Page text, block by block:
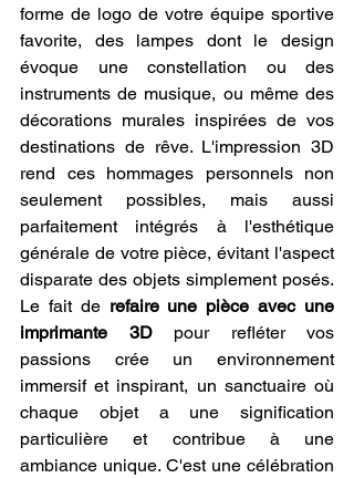
forme de logo de votre équipe sportive
favorite, des lampes dont le design
évoque une constellation ou des
instruments de musique, ou même des
décorations murales inspirées de vos
destinations de rêve. L'impression 3D
rend ces hommages personnels non
seulement possibles, mais aussi
parfaitement intégrés à l'esthétique
générale de votre pièce, évitant l'aspect
disparate des objets simplement posés.
Le fait de refaire une pièce avec une
imprimante 3D pour refléter vos
passions crée un environnement
immersif et inspirant, un sanctuaire où
chaque objet a une signification
particulière et contribue à une
ambiance unique. C'est une célébration